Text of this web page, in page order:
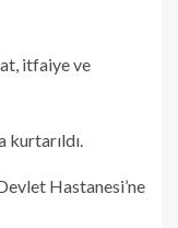
itfaiye ve
kurtarıldı.
Hastanesi’ne